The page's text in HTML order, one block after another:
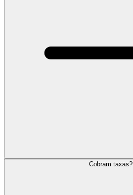
Cobram taxas?